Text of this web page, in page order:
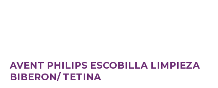
AVENT PHILIPS ESCOBILLA LIMPIEZA
BIBERON/ TETINA